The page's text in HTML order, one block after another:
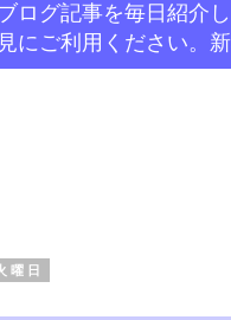
ログ記事を毎日紹介
にご利用ください。
曜日